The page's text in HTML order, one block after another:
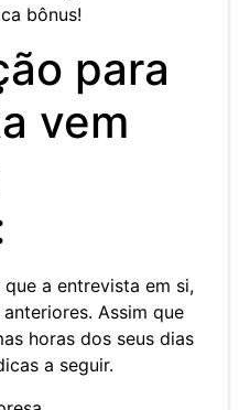
bônus!
para
vem
a entrevista em si,
Assim que
horas dos seus dias
a seguir.